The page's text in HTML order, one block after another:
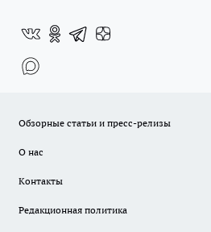
Обзорные статьи и пресс-релизы
О нас
Контакты
Редакционная политика